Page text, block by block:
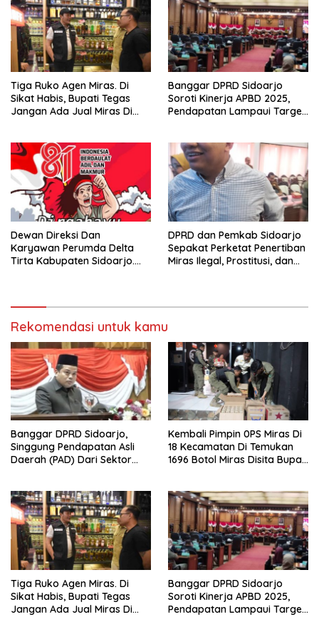
Tiga Ruko Agen Miras. Di
Sikat Habis, Bupati Tegas
Jangan Ada Jual Miras Di
Banggar DPRD Sidoarjo
Soroti Kinerja APBD 2025,
Pendapatan Lampaui Target
Dewan Direksi Dan
Karyawan Perumda Delta
Tirta Kabupaten Sidoarjo.
Agustus Tahun 2026
DPRD dan Pemkab Sidoarjo
Sepakat Perketat Penertiban
Miras Ilegal, Prostitusi, dan
Rekomendasi untuk kamu
Banggar DPRD Sidoarjo,
Singgung Pendapatan Asli
Daerah (PAD) Dari Sektor
Evaluasi Secara Menyeluruh
Kembali Pimpin 0PS Miras Di
18 Kecamatan Di Temukan
1696 Botol Miras Disita Bupati
Tiga Ruko Agen Miras. Di
Sikat Habis, Bupati Tegas
Jangan Ada Jual Miras Di
Banggar DPRD Sidoarjo
Soroti Kinerja APBD 2025,
Pendapatan Lampaui Target